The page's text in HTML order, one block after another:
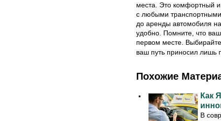
места. Это комфортный
с любыми
до аренды автомобиля
удобно. Помните, что
первом месте.
ваш путь приносил
Похожие
Как
В